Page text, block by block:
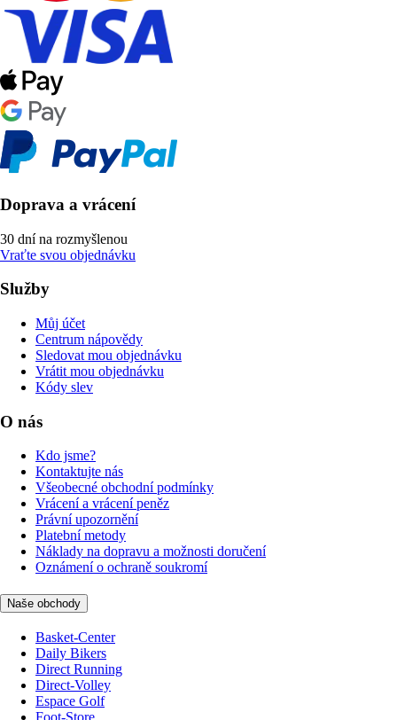
Doprava a vrácení
30 dní na rozmyšlenou
Vraťte svou objednávku
Služby
Můj účet
Centrum nápovědy
Sledovat mou objednávku
Vrátit mou objednávku
Kódy slev
O nás
Kdo jsme?
Kontaktujte nás
Všeobecné obchodní podmínky
Vrácení a vrácení peněz
Právní upozornění
Platební metody
Náklady na dopravu a možnosti doručení
Oznámení o ochraně soukromí
Naše obchody
Basket-Center
Daily Bikers
Direct Running
Direct-Volley
Espace Golf
Foot-Store